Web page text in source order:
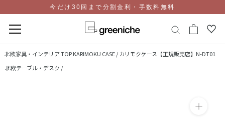
テ
今だけ30回まで分割金利・手数料無料
北欧家具・インテリア TOPKARIMOKU CASE / カリモクケース【正規販売店】N-DT01
北欧テーブル・デスク /